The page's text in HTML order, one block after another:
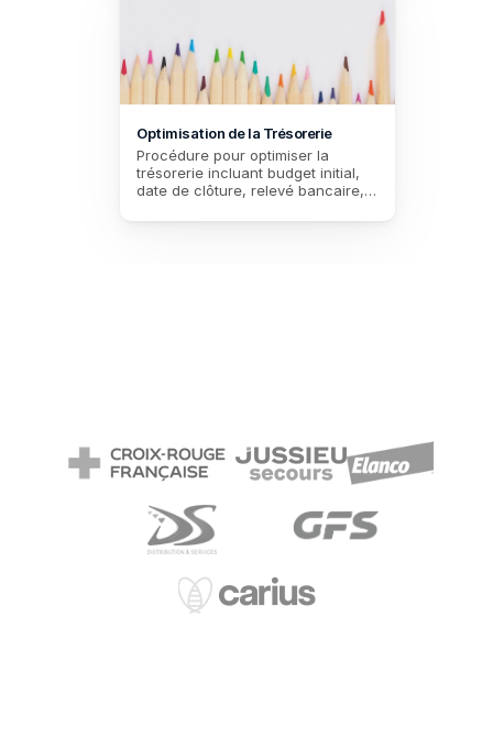
Optimisation de la Trésorerie
Procédure pour optimiser la
trésorerie incluant budget initial,
date de clôture, relevé bancaire,
financiers.